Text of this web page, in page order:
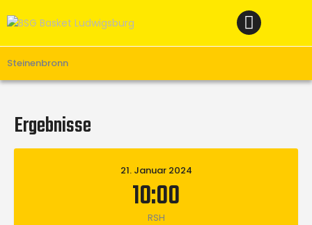
SteinenbronnVerein
Teams M
Unterstützen
Ergebnisse
21. Januar 2024
10:00
RSH